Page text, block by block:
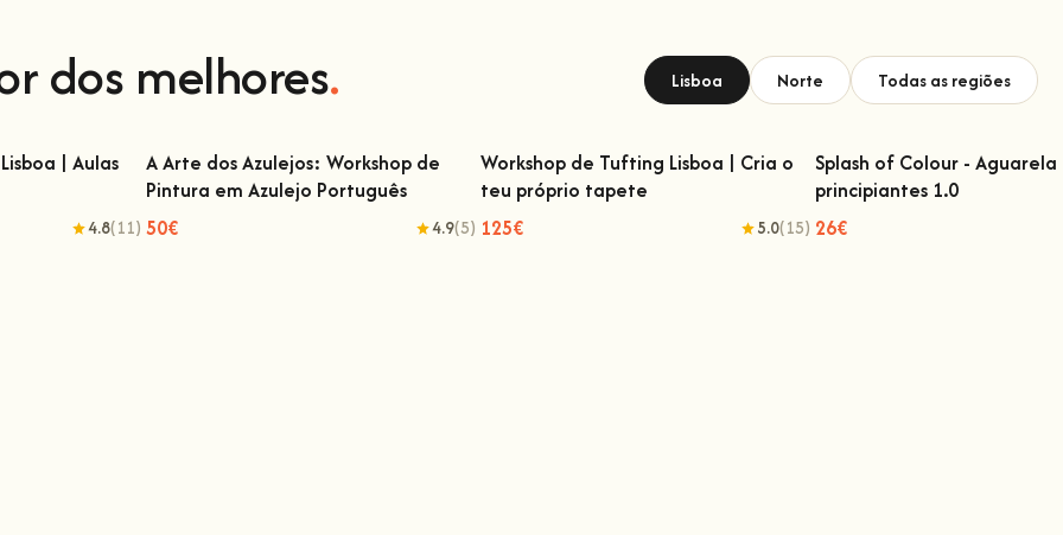
dos melhores. Lisboa Norte Todas as regiões
| Aulas de
| Aulas
4.8(11)
A Arte dos Azulejos: Workshop de Pintura
A Arte dos Azulejos: Workshop de
Pintura em Azulejo Português
50€
4.9(5)
Workshop de Tufting Lisboa | Cria o teu
Workshop de Tufting Lisboa | Cria o
teu próprio tapete
125€
5.0(15)
Splash of Colour - Aguarela
Splash of Colour -
principiantes 1.0
26€